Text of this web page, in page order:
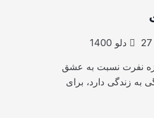
27 دلو 1400
نفرت نسبت به عشق
به زندگی دارد، برای